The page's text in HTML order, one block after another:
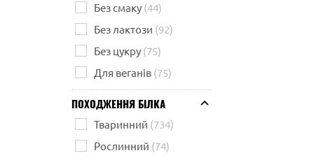
Без смаку (44)
Без лактози (92)
Без цукру (75)
Для веганів (75)
ПОХОДЖЕННЯ БІЛКА
Тваринний (734)
Рослинний (74)